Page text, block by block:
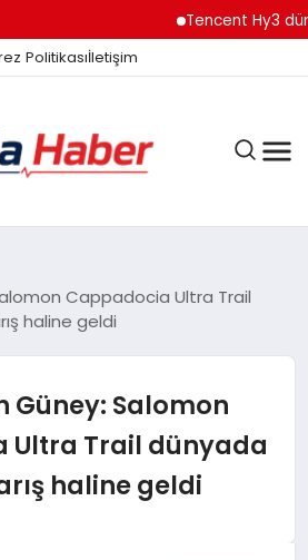
Tencent Hy3
Politikasıİletişim
Cappadocia Ultra Trail
haline geldi
Güney: Salomon
Ultra Trail dünyada
haline geldi